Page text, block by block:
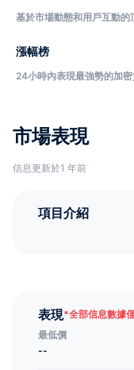
市場表現
信息更新於1 年前
項目介紹
表現*全部信息數據
最低價
--
基於市場動態和用戶互動的
漲幅榜
24小時內表現最強勢的加